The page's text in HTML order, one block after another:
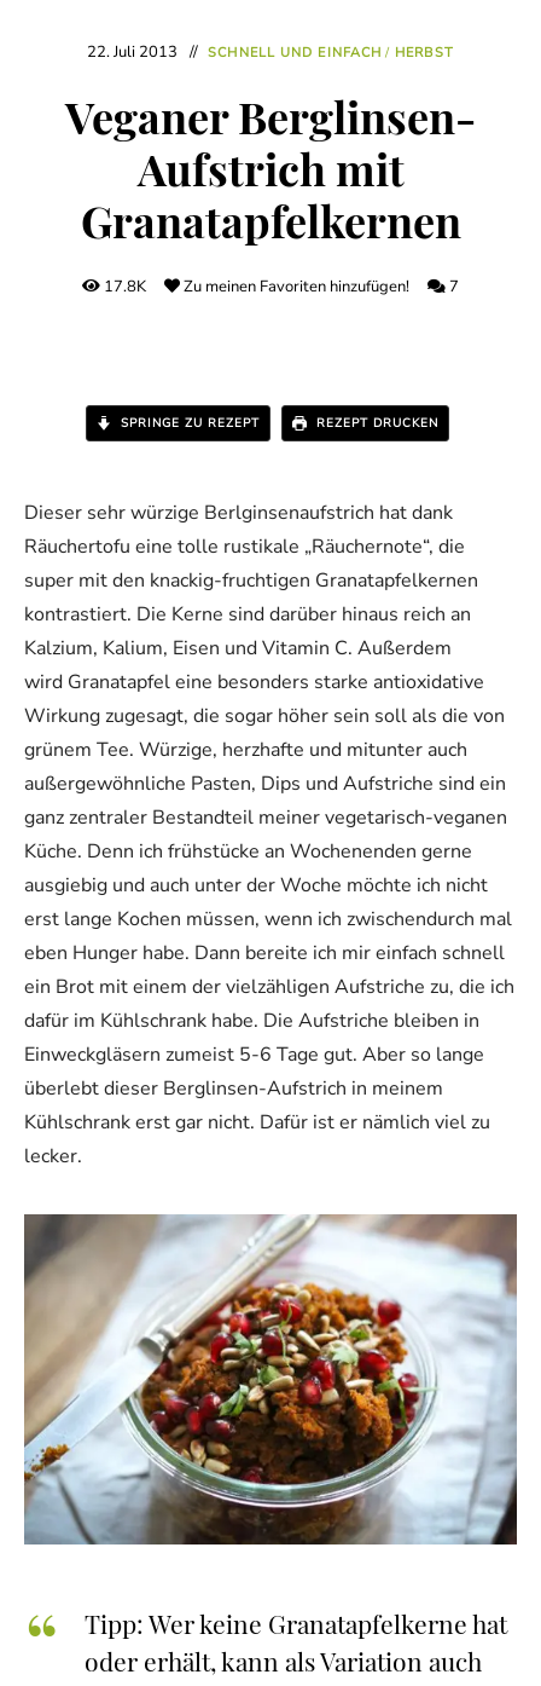
22. Juli 2013 SCHNELL UND EINFACH / HERBST
Veganer Berglinsen-
Aufstrich mit
Granatapfelkernen
17.8K Zu meinen Favoriten hinzufügen! 7
SPRINGE ZU REZEPT REZEPT DRUCKEN
Dieser sehr würzige Berlginsenaufstrich hat dank
Räuchertofu eine tolle rustikale „Räuchernote“, die
super mit den knackig-fruchtigen Granatapfelkernen
kontrastiert. Die Kerne sind darüber hinaus reich an
Kalzium, Kalium, Eisen und Vitamin C. Außerdem
wird Granatapfel eine besonders starke antioxidative
Wirkung zugesagt, die sogar höher sein soll als die von
grünem Tee. Würzige, herzhafte und mitunter auch
außergewöhnliche Pasten, Dips und Aufstriche sind ein
ganz zentraler Bestandteil meiner vegetarisch-veganen
Küche. Denn ich frühstücke an Wochenenden gerne
ausgiebig und auch unter der Woche möchte ich nicht
erst lange Kochen müssen, wenn ich zwischendurch mal
eben Hunger habe. Dann bereite ich mir einfach schnell
ein Brot mit einem der vielzähligen Aufstriche zu, die ich
dafür im Kühlschrank habe. Die Aufstriche bleiben in
Einweckgläsern zumeist 5-6 Tage gut. Aber so lange
überlebt dieser Berglinsen-Aufstrich in meinem
Kühlschrank erst gar nicht. Dafür ist er nämlich viel zu
lecker.
Tipp: Wer keine Granatapfelkerne hat
oder erhält, kann als Variation auch